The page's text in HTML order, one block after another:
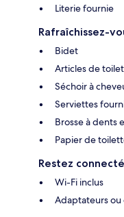
Literie fournie
Rafraîchissez-
Bidet
Articles de
Séchoir à
Serviettes
Brosse à dents
Papier de
Restez
Wi-Fi inclus
Adaptateurs